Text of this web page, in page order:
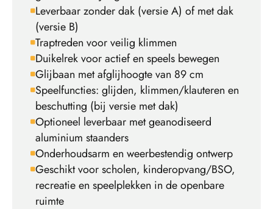
Leverbaar zonder dak (versie A) of met dak
(versie B)
Traptreden voor veilig klimmen
Duikelrek voor actief en speels bewegen
Glijbaan met afglijhoogte van 89 cm
Speelfuncties: glijden, klimmen/klauteren en
beschutting (bij versie met dak)
Optioneel leverbaar met geanodiseerd
aluminium staanders
Onderhoudsarm en weerbestendig ontwerp
Geschikt voor scholen, kinderopvang/BSO,
recreatie en speelplekken in de openbare
ruimte